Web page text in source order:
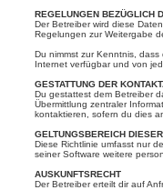
REGELUNGEN BEZÜGLICH
Der Betreiber wird diese
Regelungen zur Weitergabe
Du nimmst zur Kenntnis,
Internet verfügbar und von
GESTATTUNG DER
Du gestattest dem Betreiber
Übermittlung zentraler
kontaktieren, sofern du dies
GELTUNGSBEREICH
Diese Richtlinie umfasst nur
seiner Software weitere
AUSKUNFTSRECHT
Der Betreiber erteilt dir auf